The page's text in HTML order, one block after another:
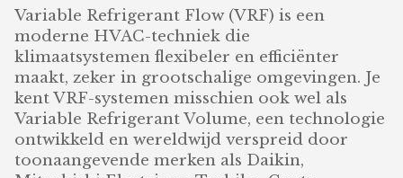
Variable Refrigerant Flow (VRF) is een
moderne HVAC-techniek die
klimaatsystemen flexibeler en efficiënter
maakt, zeker in grootschalige omgevingen. Je
kent VRF-systemen misschien ook wel als
Variable Refrigerant Volume, een technologie
ontwikkeld en wereldwijd verspreid door
toonaangevende merken als Daikin,